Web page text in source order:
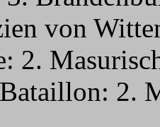
von
2.
2.